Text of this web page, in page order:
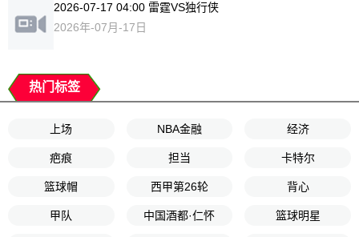
2026-07-17 04:00 雷霆VS独行侠
2026年-07月-17日
热门标签
上场 NBA金融 经济
疤痕 担当 卡特尔
篮球帽 西甲第26轮 背心
甲队 中国酒都·仁怀 篮球明星